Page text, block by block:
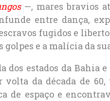
—, mares bravios
entre dança,
fugidos e
golpes e a malícia da
dos estados da Bahia
volta da década de
de espaço e